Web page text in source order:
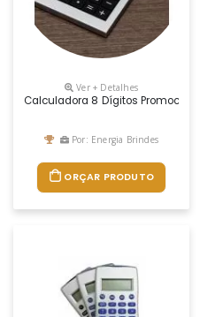
Ver + Detalhes
Calculadora 8 Dígitos Promocional
Por: Energia Brindes
ORÇAR PRODUTO